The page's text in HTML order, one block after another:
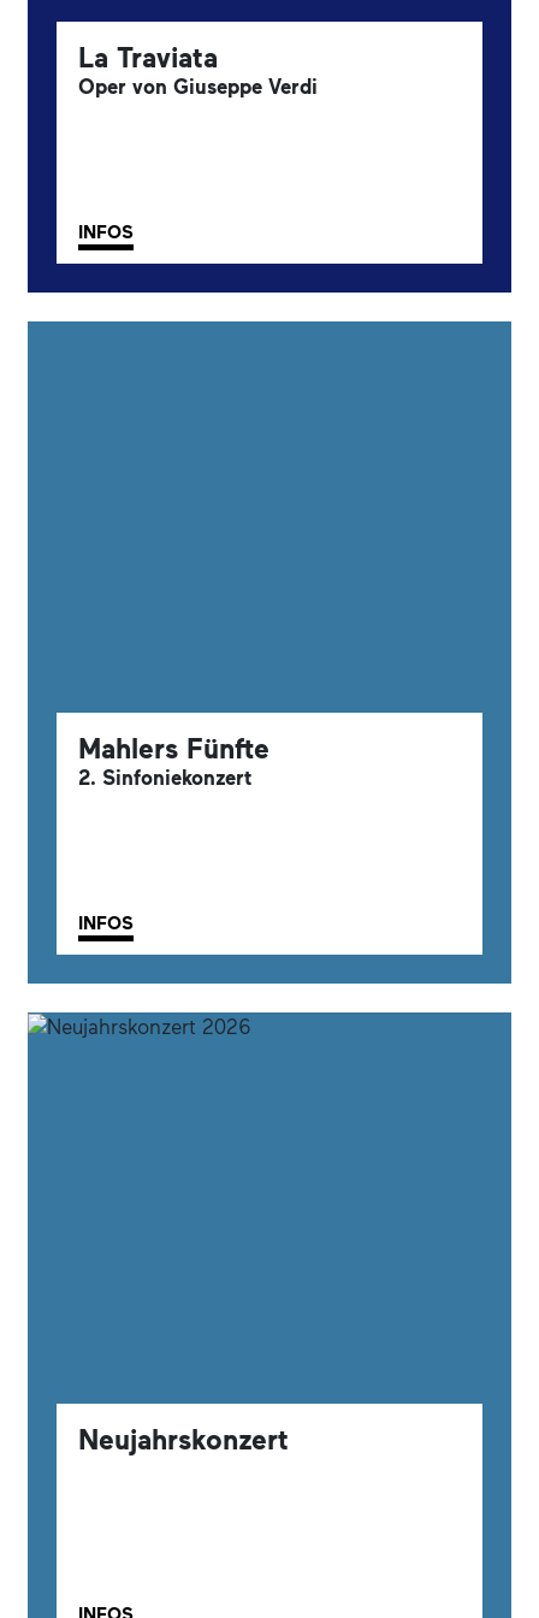
La Traviata
Oper von Giuseppe Verdi
INFOS
Mahlers Fünfte
2. Sinfoniekonzert
INFOS
Neujahrskonzert